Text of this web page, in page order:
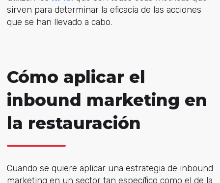
sirven para determinar la eficacia de las acciones
que se han llevado a cabo.
Cómo aplicar el
inbound marketing en
la restauración
Cuando se quiere aplicar una estrategia de inbound
marketing en un sector tan específico como el de la